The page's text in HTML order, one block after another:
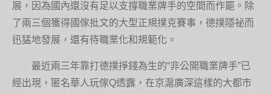
展，因為國內還沒有足以支撐職業牌手的空間而作罷。除
了兩三個獲得國傢批文的大型正規撲克賽事，德撲隱祕而
迅猛地發展，還有待職業化和規範化。
最近兩三年靠打德撲掙錢為生的“非公開職業牌手”已
經出現，匿名華人玩傢Q透露，在京滬廣深這樣的大都市